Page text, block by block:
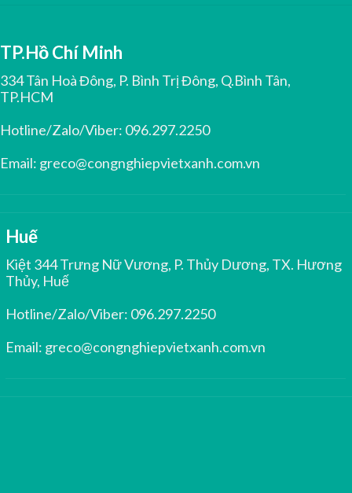
TP.Hồ Chí Minh
334 Tân Hoà Đông, P. Bình Trị Đông, Q.Bình Tân,
TP.HCM
Hotline/Zalo/Viber: 096.297.2250
Email: greco@congnghiepvietxanh.com.vn
Huế
Kiệt 344 Trưng Nữ Vương, P. Thủy Dương, TX. Hương
Thủy, Huế
Hotline/Zalo/Viber: 096.297.2250
Email: greco@congnghiepvietxanh.com.vn